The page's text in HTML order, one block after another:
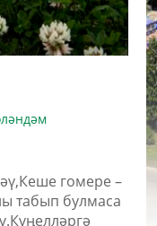
гомере –
табып булмаса